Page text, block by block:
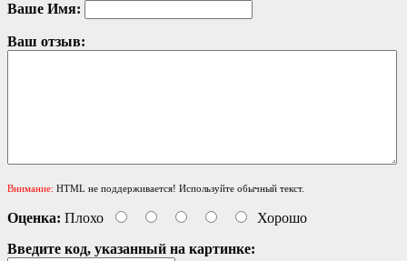
Ваше Имя:
Ваш отзыв:
Внимание: HTML не поддерживается! Используйте обычный текст.
Оценка: Плохо
Хорошо
Введите код, указанный на картинке: